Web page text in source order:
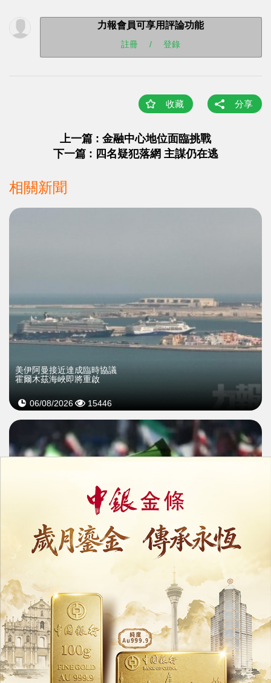
力報會員可享用評論功能
註冊 / 登錄
收藏 分享
上一篇 : 金融中心地位面臨挑戰
下一篇 : 四名疑犯落網 主謀仍在逃
相關新聞
美伊阿曼接近達成臨時協議
霍爾木茲海峽即將重啟
06/08/2026 15446
紐時：伊朗啟動代理武裝多線施壓
圖推高油價增加特朗普開戰代價
03/08/2026 15733